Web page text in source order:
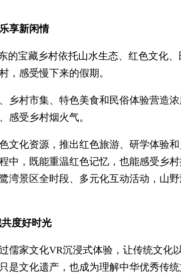
享新闲情
宝藏乡村依托山水生态、红色文化、
，感受慢下来的假期。
村市集、特色美食和民俗体验营造浓
感受乡村烟火气。
化资源，推出红色旅游、研学体验和
中，既能重温红色记忆，也能感受乡村
湾景区全时段、多元化互动活动，山
度好时光
家文化VR沉浸式体验，让传统文化
是文化遗产，也成为理解中华优秀传统